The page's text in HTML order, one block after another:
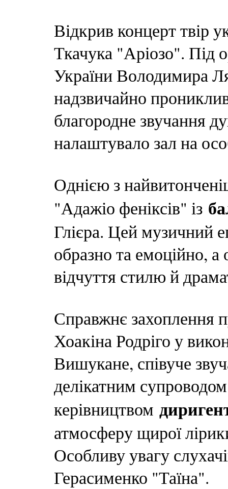
Відкрив концерт твір
Ткачука "Аріозо". Під
України Володимира
надзвичайно
благородне звучання
налаштувало зал на
Однією з
"Адажіо феніксів" із
Глієра. Цей музичний
образно та емоційно,
відчуття стилю й
Справжнє захоплення
Хоакіна Родріго у
Вишукане, співуче
делікатним
керівництвом
атмосферу щирої
Особливу увагу
Герасименко "Таїна".